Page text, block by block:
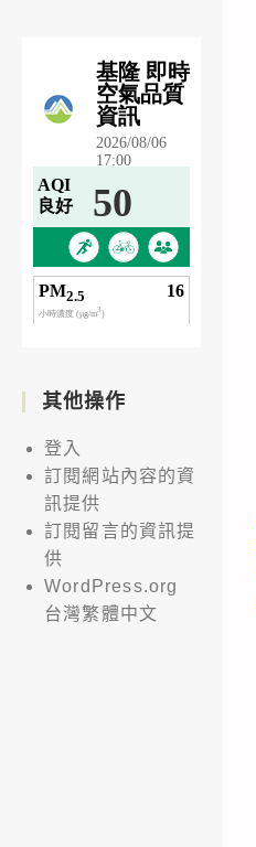
其他操作
登入
訂閱網站內容的資
訊提供
訂閱留言的資訊提
供
WordPress.org
台灣繁體中文